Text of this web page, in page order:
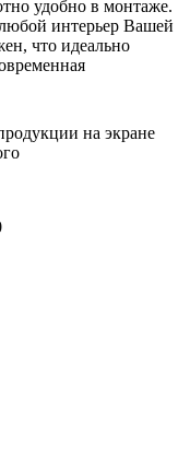
удобно в монтаже.
интерьер Вашей
что идеально
на экране